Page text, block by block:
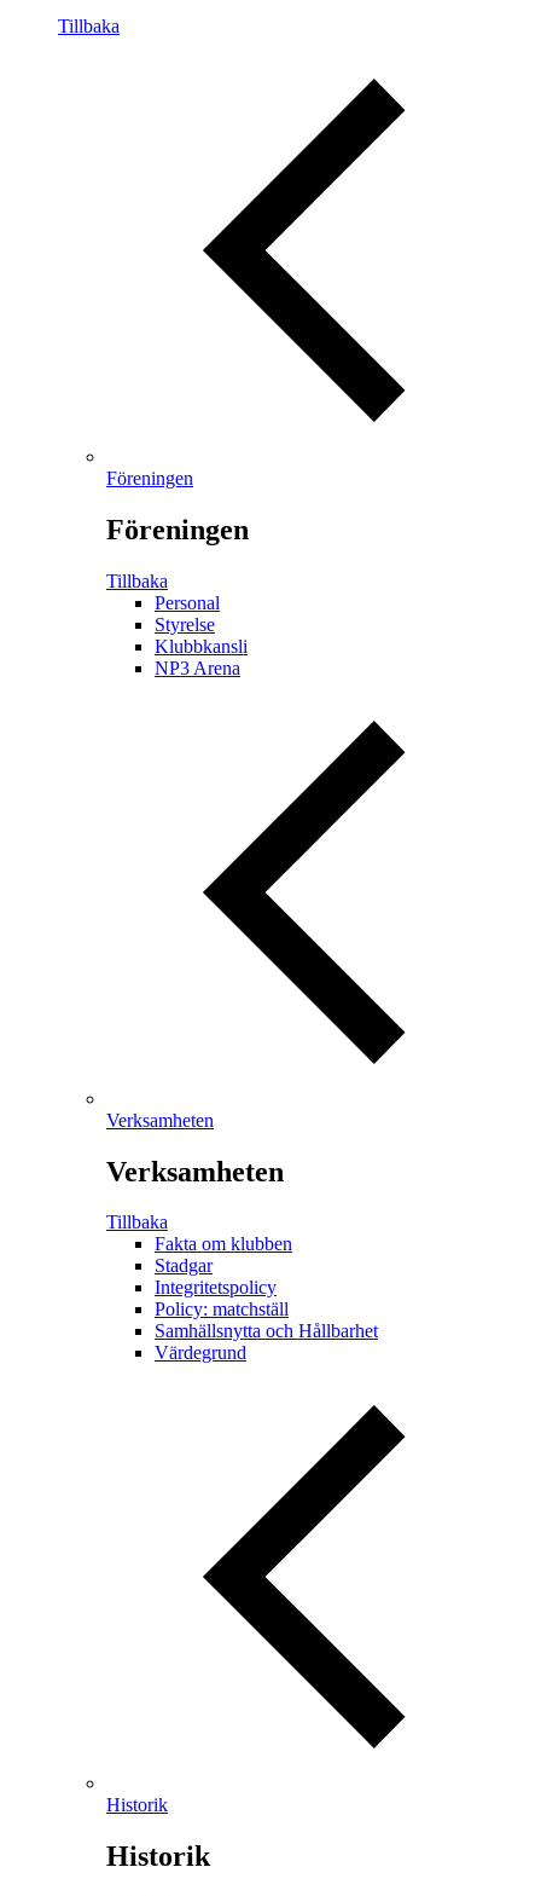
Tillbaka
Föreningen
Föreningen
Tillbaka
Personal
Styrelse
Klubbkansli
NP3 Arena
Verksamheten
Verksamheten
Tillbaka
Fakta om klubben
Stadgar
Integritetspolicy
Policy: matchställ
Samhällsnytta och Hållbarhet
Värdegrund
Historik
Historik